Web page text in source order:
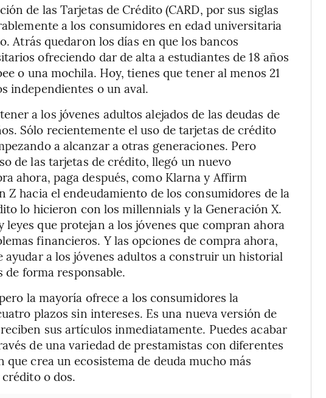
de las Tarjetas de Crédito (CARD, por sus siglas
a los consumidores en edad universitaria
Atrás quedaron los días en que los bancos
ofreciendo dar de alta a estudiantes de 18 años
o una mochila. Hoy, tienes que tener al menos 21
independientes o un aval.
a los jóvenes adultos alejados de las deudas de
Sólo recientemente el uso de tarjetas de crédito
a alcanzar a otras generaciones. Pero
de las tarjetas de crédito, llegó un nuevo
ahora, paga después, como Klarna y Affirm
hacia el endeudamiento de los consumidores de la
lo hicieron con los millennials y la Generación X.
que protejan a los jóvenes que compran ahora
financieros. Y las opciones de compra ahora,
ayudar a los jóvenes adultos a construir un historial
forma responsable.
la mayoría ofrece a los consumidores la
plazos sin intereses. Es una nueva versión de
sus artículos inmediatamente. Puedes acabar
de una variedad de prestamistas con diferentes
crea un ecosistema de deuda mucho más
o dos.